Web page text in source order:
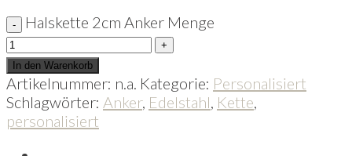
Halskette 2cm Anker Menge
In den Warenkorb
Artikelnummer: n.a. Kategorie: Personalisiert
Schlagwörter: Anker, Edelstahl Kette
personalisiert